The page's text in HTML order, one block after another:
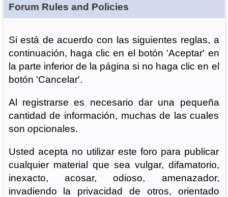
Forum Rules and Policies
Si está de acuerdo con las siguientes reglas, a
continuación, haga clic en el botón 'Aceptar' en
la parte inferior de la página si no haga clic en el
botón 'Cancelar'.
Al registrarse es necesario dar una pequeña
cantidad de información, muchas de las cuales
son opcionales.
Usted acepta no utilizar este foro para publicar
cualquier material que sea vulgar, difamatorio,
inexacto, acosar, odioso, amenazador,
invadiendo la privacidad de otros, orientado